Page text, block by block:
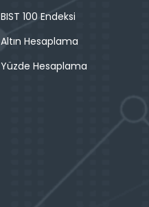
BIST 100 Endeksi
Altın Hesaplama
Yüzde Hesaplama